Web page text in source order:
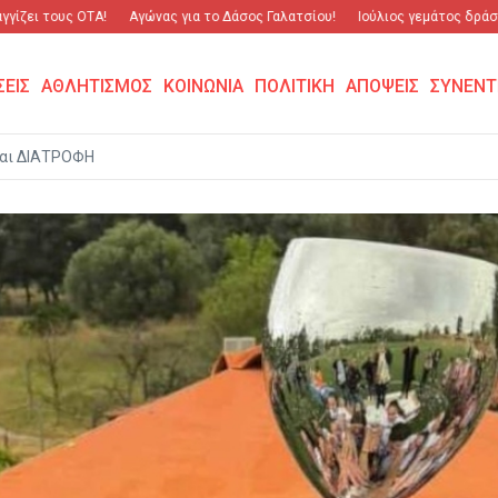
ΟΤΑ! Αγώνας για το Δάσος Γαλατσίου! Ιούλιος γεμάτος δράση και
ΑΘΛΗΤΙΣΜΟΣ ΚΟΙΝΩΝΙΑ ΠΟΛΙΤΙΚΗ ΑΠΟΨΕΙΣ
ΔΙΑΤΡΟΦΗ